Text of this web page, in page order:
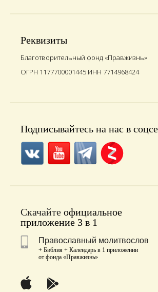
Реквизиты
Благотворительный фонд «Правжизнь»
ОГРН 1177700001445 ИНН 7714968424
Подписывайтесь на нас в
Скачайте официальное
приложение 3 в 1
Православный молитвослов
+ Библия + Календарь в 1 приложении
от фонда «Правжизнь»